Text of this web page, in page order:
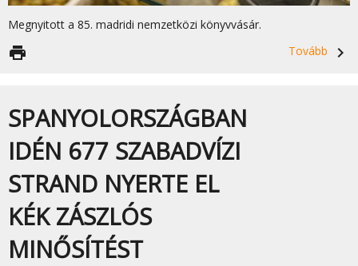
Megnyitott a 85. madridi nemzetközi könyvvásár.
Tovább
navigate_next
print
SPANYOLORSZÁGBAN
IDÉN 677 SZABADVÍZI
STRAND NYERTE EL
KÉK ZÁSZLÓS
MINŐSÍTÉST